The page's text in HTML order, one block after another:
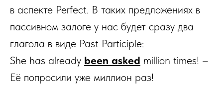
в аспекте Perfect. В таких предложениях в
пассивном залоге у нас будет сразу два
глагола в виде Past Participle:
She has already been asked million times! –
Её попросили уже миллион раз!